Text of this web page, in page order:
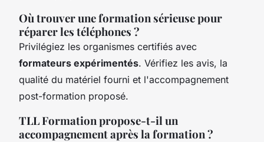
Où trouver une formation sérieuse pour
réparer les téléphones ?
Privilégiez les organismes certifiés avec
formateurs expérimentés. Vérifiez les avis, la
qualité du matériel fourni et l'accompagnement
post-formation proposé.
TLL Formation propose-t-il un
accompagnement après la formation ?